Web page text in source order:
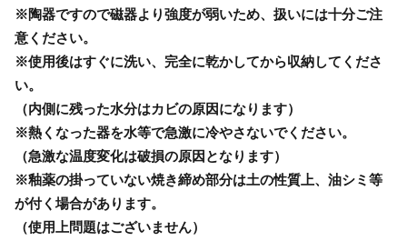
※陶器ですので磁器より強度が弱いため、扱いには十分ご注
意ください。
※使用後はすぐに洗い、完全に乾かしてから収納してくださ
い。
（内側に残った水分はカビの原因になります）
※熱くなった器を水等で急激に冷やさないでください。
（急激な温度変化は破損の原因となります）
※釉薬の掛っていない焼き締め部分は土の性質上、油シミ等
が付く場合があります。
（使用上問題はございません）